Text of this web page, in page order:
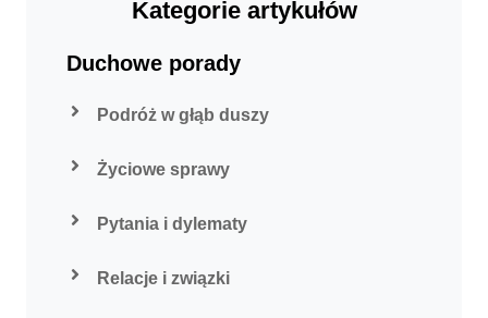
Kategorie artykułów
Duchowe porady
Podróż w głąb duszy
Życiowe sprawy
Pytania i dylematy
Relacje i związki